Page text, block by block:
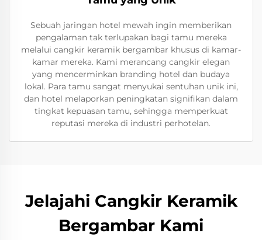
Sebuah jaringan hotel mewah ingin memberikan
pengalaman tak terlupakan bagi tamu mereka
melalui cangkir keramik bergambar khusus di kamar-
kamar mereka. Kami merancang cangkir elegan
yang mencerminkan branding hotel dan budaya
lokal. Para tamu sangat menyukai sentuhan unik ini,
dan hotel melaporkan peningkatan signifikan dalam
tingkat kepuasan tamu, sehingga memperkuat
reputasi mereka di industri perhotelan.
Jelajahi Cangkir Keramik
Bergambar Kami